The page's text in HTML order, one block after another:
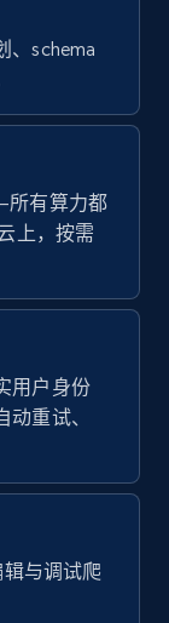
and
using
and
、schema
所有算力都
上，按需
用户身份
重试、
与调试爬